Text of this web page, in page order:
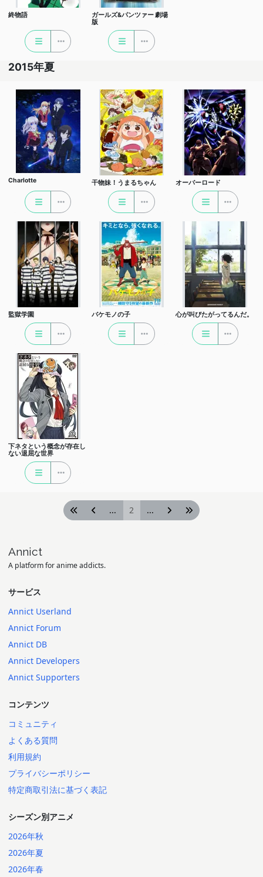
終物語
ガールズ&パンツァー 劇場
版
2015年夏
Charlotte 干物妹！うまるちゃん オーバーロード
監獄学園 バケモノの子 心が叫びたがってるんだ。
下ネタという概念が存在し
ない退屈な世界
... 2 ...
Annict
A platform for anime addicts.
サービス
Annict Userland
Annict Forum
Annict DB
Annict Developers
Annict Supporters
コンテンツ
コミュニティ
よくある質問
利用規約
プライバシーポリシー
特定商取引法に基づく表記
シーズン別アニメ
2026年秋
2026年夏
2026年春